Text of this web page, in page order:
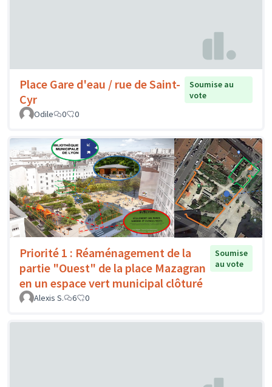
Place Gare d'eau / rue de Saint-
Cyr
Soumise au
vote
Odile
0 0
Priorité 1 : Réaménagement de la
partie "Ouest" de la place Mazagran
en un espace vert municipal clôturé
Soumise
au vote
Alexis S. 6 0